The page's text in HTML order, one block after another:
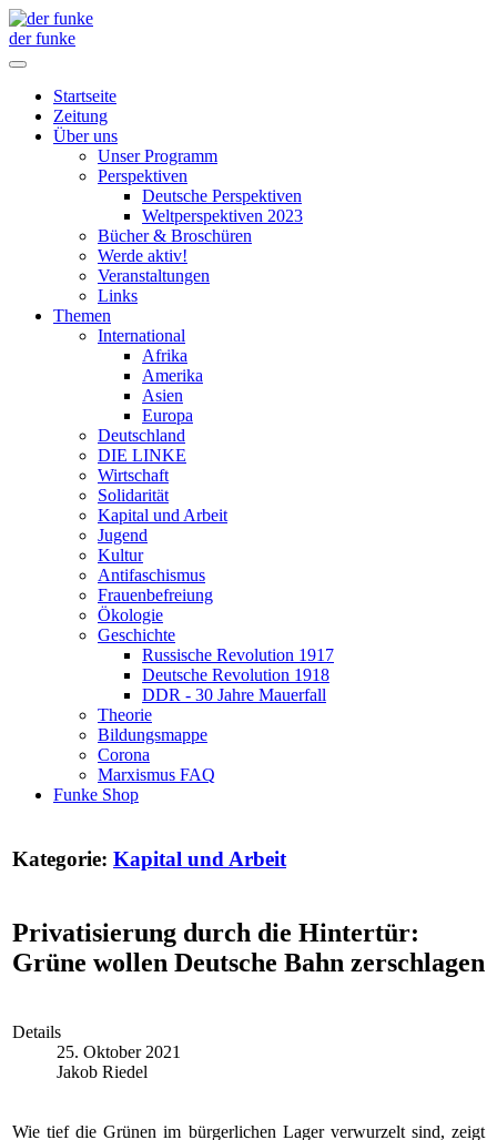
der funke
Startseite
Zeitung
Über uns
Unser Programm
Perspektiven
Deutsche Perspektiven
Weltperspektiven 2023
Bücher & Broschüren
Werde aktiv!
Veranstaltungen
Links
Themen
International
Afrika
Amerika
Asien
Europa
Deutschland
DIE LINKE
Wirtschaft
Solidarität
Kapital und Arbeit
Jugend
Kultur
Antifaschismus
Frauenbefreiung
Ökologie
Geschichte
Russische Revolution 1917
Deutsche Revolution 1918
DDR - 30 Jahre Mauerfall
Theorie
Bildungsmappe
Corona
Marxismus FAQ
Funke Shop
Kategorie: Kapital und Arbeit
Privatisierung durch die Hintertür:
Grüne wollen Deutsche Bahn zerschlagen
Details
25. Oktober 2021
Jakob Riedel
Wie tief die Grünen im bürgerlichen Lager verwurzelt sind, zeigt